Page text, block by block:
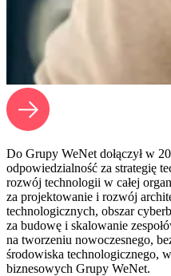
Do Grupy WeNet dołączył w
odpowiedzialność za strategię
rozwój technologii w całej
za projektowanie i rozwój
technologicznych, obszar
za budowę i skalowanie
na tworzeniu nowoczesnego,
środowiska technologicznego,
biznesowych Grupy WeNet.